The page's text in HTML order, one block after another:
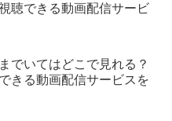
聴できる動画配信サービ
でいてはどこで見れる？
きる動画配信サービスを